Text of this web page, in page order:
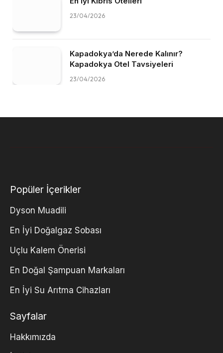
23/04/2026
Kapadokya’da Nerede Kalınır?
Kapadokya Otel Tavsiyeleri
23/04/2026
Popüler İçerikler
Dyson Muadili
En İyi Doğalgaz Sobası
Uçlu Kalem Önerisi
En Doğal Şampuan Markaları
En İyi Su Arıtma Cihazları
Sayfalar
Hakkımızda